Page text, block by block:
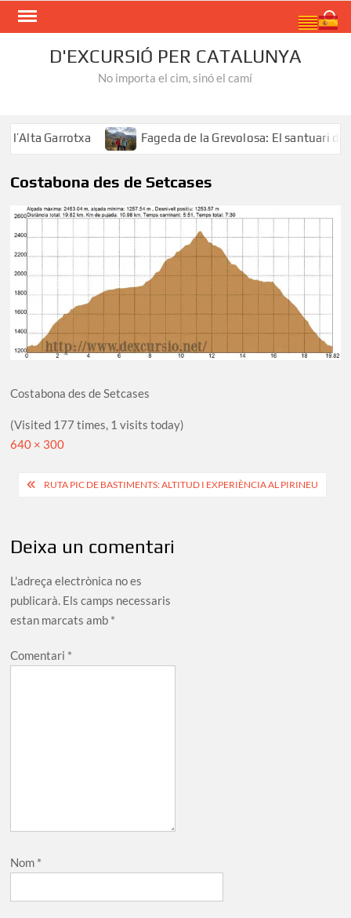
Skip
D'EXCURSIÓ PER CATALUNYA
No importa el cim, sinó el camí
Garrotxa Fageda de la Grevolosa: El santuari dels
Costabona des de Setcases
Costabona des de Setcases
(Visited 177 times, 1 visits today)
Full
640 × 300
Navegació
RUTA PIC DE BASTIMENTS: ALTITUD I EXPERIÈNCIA AL PIRINEU
Deixa un comentari
L'adreça electrònica no es
publicarà. Els camps necessaris
estan marcats amb *
Comentari *
Nom *